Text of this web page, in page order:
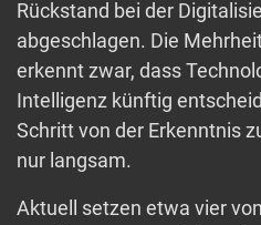
Rückstand bei der
abgeschlagen. Die
erkennt zwar, dass
Intelligenz künftig
Schritt von der Erkenntnis
nur langsam.
Aktuell setzen etwa vier